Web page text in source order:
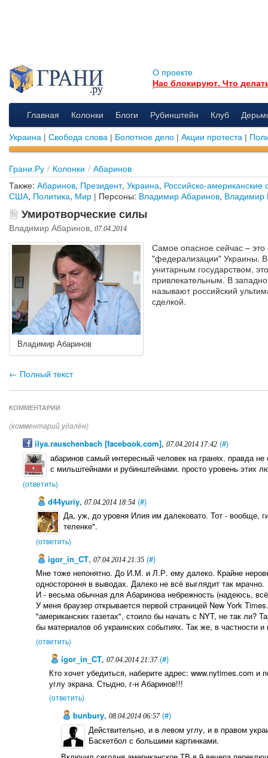
О проекте
Нас блокируют. Что
Главная Колонки Блоги Рубинштейн Клуб
Украина | Свобода слова | Болотное дело | Акции протеста |
Грани.Ру / Колонки / Абаринов
Также: Абаринов, Президент, Украина, Российско-американские
США, Политика, Мир | Персоны: Владимир Абаринов, Владимир
Умиротворческие силы
Владимир Абаринов, 07.04.2014
Владимир Абаринов
Самое опасное сейчас – это
"федерализации" Украины. В
унитарным государством,
привлекательным. В
называют российский
сделкой.
← Полный текст
КОММЕНТАРИИ
(комментарий удалён)
ilya.rauschenbach [facebook.com], 07.04.2014 17:42 (#)
абаринов самый интересный человек на гранях. правда
с мильштейнами и рубинштейнами. просто уровень этих
(ответить)
d44yuriy,07.04.2014 18:54 (#)
Да, уж, до уровня Илия им далековато. Тот - вообще,
теленке".
(ответить)
igor_in_CT,07.04.2014 21:35 (#)
Мне тоже непонятно. До И.М. и Л.Р. ему далеко. Крайне
одностороння в выводах. Далеко не всё выглядит так мрачно.
И - весьма обычная для Абаринова небрежность (надеюсь,
У меня браузер открывается первой страницей New York
"американских газетах", стоило бы начать с NYT, не так ли?
бы материалов об украинских событиях. Так же, в частности
(ответить)
igor_in_CT, 07.04.2014 21:37 (#)
Кто хочет убедиться, наберите адрес: www.nytimes.com
углу экрана. Стыдно, г-н Абаринов!!!
(ответить)
bunbury,08.04.2014 06:57 (#)
Действительно, и в левом углу, и в правом
Баскетбол с большими картинками.